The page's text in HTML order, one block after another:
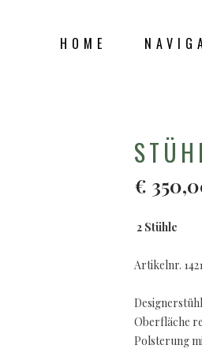
HOME
SHOP
€
2 Stühle
Artikelnr.
Oberfläche
Polsterung